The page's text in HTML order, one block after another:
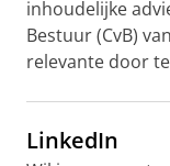
inhoudelijke
Bestuur (CvB)
relevante door
LinkedIn